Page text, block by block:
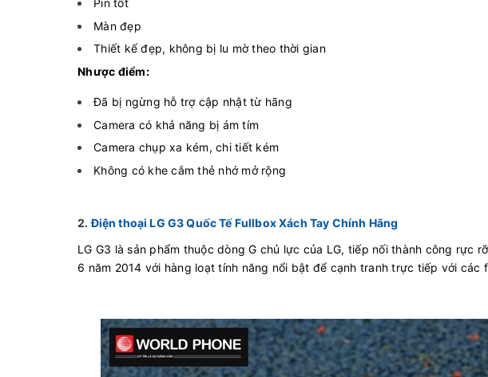
Pin tốt
Màn đẹp
Thiết kế đẹp, không bị lu mờ theo thời gian
Nhược điểm:
Đã bị ngừng hỗ trợ cập nhật từ hãng
Camera có khả năng bị ám tím
Camera chụp xa kém, chi tiết kém
Không có khe cắm thẻ nhớ mở rộng
2.Điện thoại LG G3 Quốc Tế Fullbox Xách Tay Chính Hãng
LG G3 là sản phẩm thuộc dòng G chủ lực của LG, tiếp nối thành công rực
6 năm 2014 với hàng loạt tính năng nổi bật để cạnh tranh trực tiếp với các